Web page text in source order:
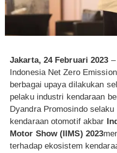
Jakarta, 24 Februari 2023
Indonesia Net Zero
berbagai upaya dilakukan
pelaku industri kendaraan
Dyandra Promosindo
kendaraan otomotif akbar
Motor Show (IIMS) 2023
terhadap ekosistem